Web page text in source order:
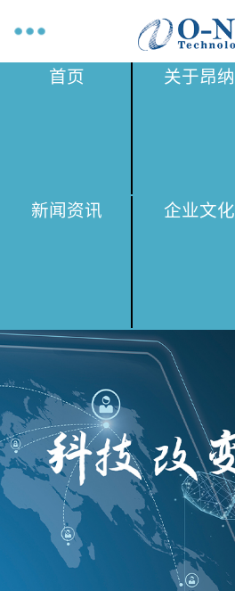
首页 关于昂纳
新闻资讯 企业文化